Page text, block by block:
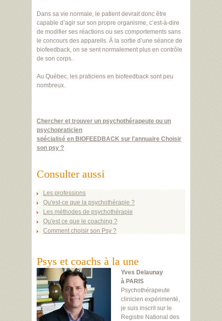
Dans sa vie normale, le patient devrait donc être
capable d’agir sur son propre organisme, c’est-à-dire
de modifier ses réactions ou ses comportements sans
le concours des appareils. À la sortie d’une séance de
biofeedback, on se sent normalement plus en contrôle
de son corps.
Au Québec, les praticiens en biofeedback sont peu
nombreux.
Chercher et trouver un psychothérapeute ou un
psychopraticien
spécialisé en BIOFEEDBACK sur l'annuaire Choisir
son psy ?
Consulter aussi
Les professions
Qu'est-ce que la psychothérapie ?
Les méthodes de psychothérapie
Qu'est ce que le coaching ?
Comment choisir son Psy ?
Psys et coachs à la une
Yves Delaunay
à PARIS
Psychothérapeute
clinicien expérimenté,
je suis inscrit sur le
Registre National des